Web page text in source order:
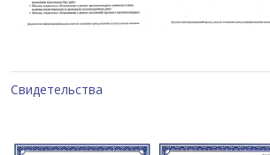
Свидетельства